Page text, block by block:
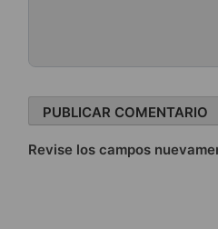
Revise los campos